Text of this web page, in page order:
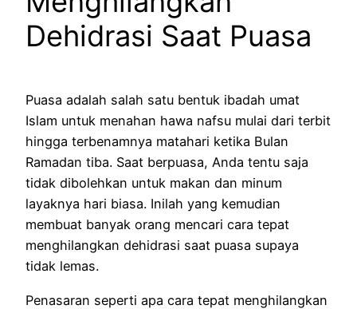
Dehidrasi Saat Puasa
Puasa adalah salah satu bentuk ibadah umat
Islam untuk menahan hawa nafsu mulai dari terbit
hingga terbenamnya matahari ketika Bulan
Ramadan tiba. Saat berpuasa, Anda tentu saja
tidak dibolehkan untuk makan dan minum
layaknya hari biasa. Inilah yang kemudian
membuat banyak orang mencari cara tepat
menghilangkan dehidrasi saat puasa supaya
tidak lemas.
Penasaran seperti apa cara tepat menghilangkan